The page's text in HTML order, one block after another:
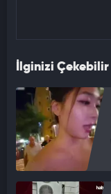
İlginizi Çekebilir